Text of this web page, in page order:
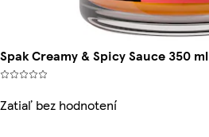
Spak Creamy & Spicy Sauce 350 ml
Zatiaľ bez hodnotení